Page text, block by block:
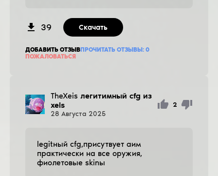
39 Скачать
ДОБАВИТЬ ОТЗЫВПРОЧИТАТЬ ОТЗЫВЫ: 0
ПОЖАЛОВАТЬСЯ
TheXeis легитимный cfg из
xeis
28 Августа 2025
2
legitный cfg,присутвует аим
практически на все оружия,
фиолетовые skinы